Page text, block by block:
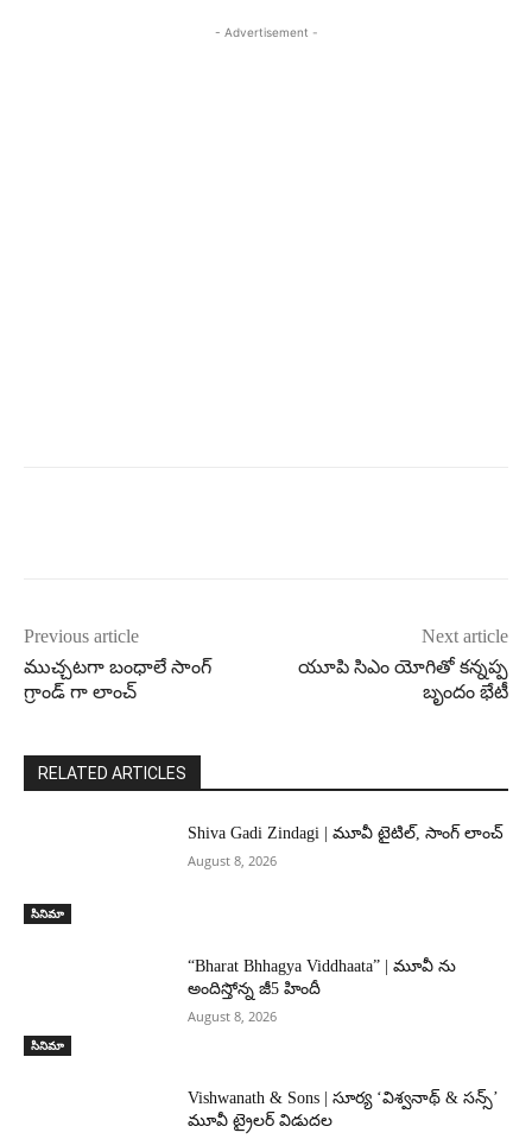
- Advertisement -
Previous article
ముచ్చటగా బంధాలే సాంగ్
గ్రాండ్ గా లాంచ్
Next article
యూపి సిఎం యోగితో కన్నప్ప
బృందం భేటీ
RELATED ARTICLES
సినిమా
Shiva Gadi Zindagi | మూవీ టైటిల్, సాంగ్ లాంచ్
August 8, 2026
సినిమా
“Bharat Bhhagya Viddhaata” | మూవీ ను
అందిస్తోన్న జీ5 హిందీ
August 8, 2026
Vishwanath & Sons | సూర్య ‘విశ్వనాథ్ & సన్స్’
మూవీ ట్రైలర్ విడుదల